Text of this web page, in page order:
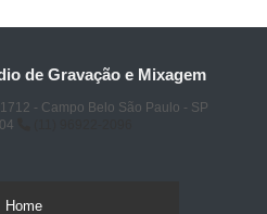
de Gravação e Mixagem
- Campo Belo São Paulo - SP
Home